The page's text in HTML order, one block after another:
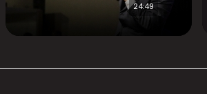
24:49